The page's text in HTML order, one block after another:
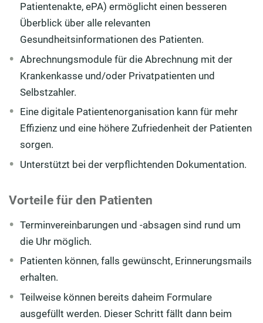
Patientenakte, ePA) ermöglicht einen besseren
Überblick über alle relevanten
Gesundheitsinformationen des Patienten.
Abrechnungsmodule für die Abrechnung mit der
Krankenkasse und/oder Privatpatienten und
Selbstzahler.
Eine digitale Patientenorganisation kann für mehr
Effizienz und eine höhere Zufriedenheit der Patienten
sorgen.
Unterstützt bei der verpflichtenden Dokumentation.
Vorteile für den Patienten
Terminvereinbarungen und -absagen sind rund um
die Uhr möglich.
Patienten können, falls gewünscht, Erinnerungsmails
erhalten.
Teilweise können bereits daheim Formulare
ausgefüllt werden. Dieser Schritt fällt dann beim